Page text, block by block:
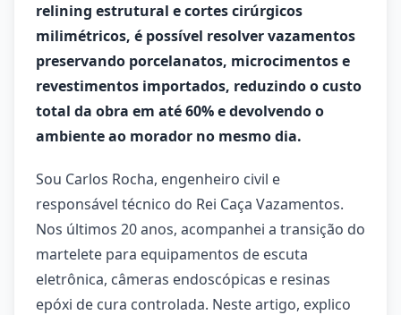
relining estrutural e cortes cirúrgicos
milimétricos, é possível resolver vazamentos
preservando porcelanatos, microcimentos e
revestimentos importados, reduzindo o custo
total da obra em até 60% e devolvendo o
ambiente ao morador no mesmo dia.
Sou Carlos Rocha, engenheiro civil e
responsável técnico do Rei Caça Vazamentos.
Nos últimos 20 anos, acompanhei a transição do
martelete para equipamentos de escuta
eletrônica, câmeras endoscópicas e resinas
epóxi de cura controlada. Neste artigo, explico